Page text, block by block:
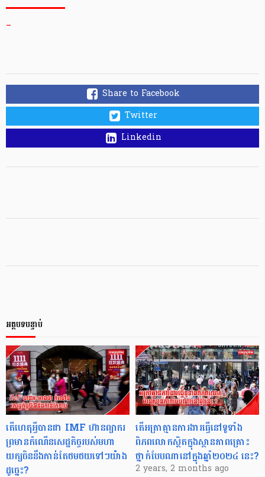
_
Share to Facebook
Twitter
Linkedin
អត្ថបទបន្ទាប់
តើហេតុអ្វីបានជា IMF ហ៊ានព្យាករ
ព្រមានកំណើនសេដ្ឋកិច្ចរបស់មហា
យក្សចិននឹងកាន់តែថមថយទៅៗយ៉ាង
ដូច្នេះ?
តើអត្រាគ្មានការងារធ្វើនៅទូទាំង
ពិភពលោកស្ថិតក្នុងស្ថានភាពគ្រោះ
ថ្នាក់បែបណានៅក្នុងឆ្នាំ២០២៤ នេះ?
2 years, 2 months ago